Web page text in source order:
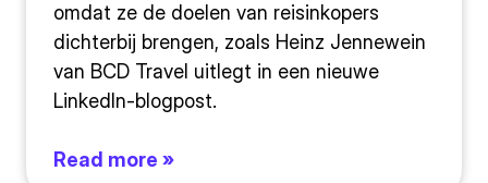
omdat ze de doelen van reisinkopers
dichterbij brengen, zoals Heinz Jennewein
van BCD Travel uitlegt in een nieuwe
LinkedIn-blogpost.
Read more »